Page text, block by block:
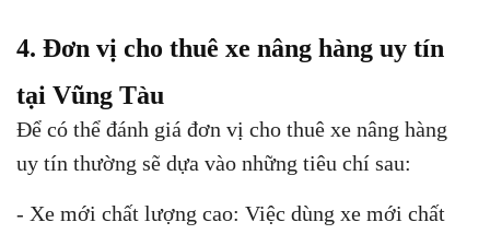
4. Đơn vị cho thuê xe nâng hàng uy tín
tại Vũng Tàu
Để có thể đánh giá đơn vị cho thuê xe nâng hàng
uy tín thường sẽ dựa vào những tiêu chí sau:
- Xe mới chất lượng cao: Việc dùng xe mới chất